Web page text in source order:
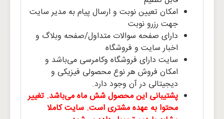
امکان تعیین نوبت و ارسال پیام به مدیر سایت
جهت رزرو نوبت
دارای صفحه سوالات متداول/صفحه وبلاگ و
اخبار سایت و فروشگاه
سایت دارای فروشگاه وکامرسی می‌باشد و
امکان فروش هر نوع محصولی فیزیکی و
دیجیتالی در آن وجود دارد.
پشتیبانی این محصول شش ماه می‌باشد. تغییر
محتوا به عهده مشتری است. سایت کاملا